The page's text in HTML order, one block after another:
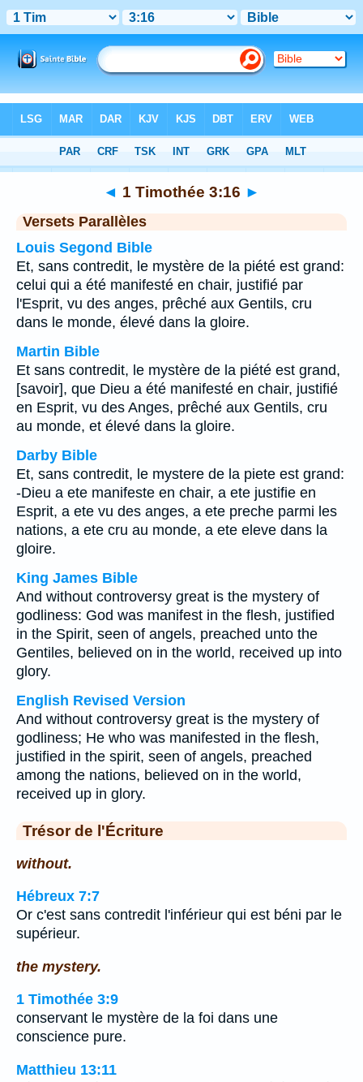
Chapitre 3 > Verset 16
◄ 1 Timothée 3:16 ►
Versets Parallèles
Louis Segond Bible
Et, sans contredit, le mystère de la piété est grand:
celui qui a été manifesté en chair, justifié par
l'Esprit, vu des anges, prêché aux Gentils, cru
dans le monde, élevé dans la gloire.
Martin Bible
Et sans contredit, le mystère de la piété est grand,
[savoir], que Dieu a été manifesté en chair, justifié
en Esprit, vu des Anges, prêché aux Gentils, cru
au monde, et élevé dans la gloire.
Darby Bible
Et, sans contredit, le mystere de la piete est grand:
-Dieu a ete manifeste en chair, a ete justifie en
Esprit, a ete vu des anges, a ete preche parmi les
nations, a ete cru au monde, a ete eleve dans la
gloire.
King James Bible
And without controversy great is the mystery of
godliness: God was manifest in the flesh, justified
in the Spirit, seen of angels, preached unto the
Gentiles, believed on in the world, received up into
glory.
English Revised Version
And without controversy great is the mystery of
godliness; He who was manifested in the flesh,
justified in the spirit, seen of angels, preached
among the nations, believed on in the world,
received up in glory.
Trésor de l'Écriture
without.
Hébreux 7:7
Or c'est sans contredit l'inférieur qui est béni par le
supérieur.
the mystery.
1 Timothée 3:9
conservant le mystère de la foi dans une
conscience pure.
Matthieu 13:11